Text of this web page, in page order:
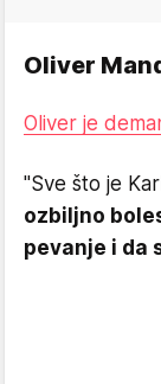
Oliver
Oliver je
"Sve što je
ozbiljno
pevanje i da